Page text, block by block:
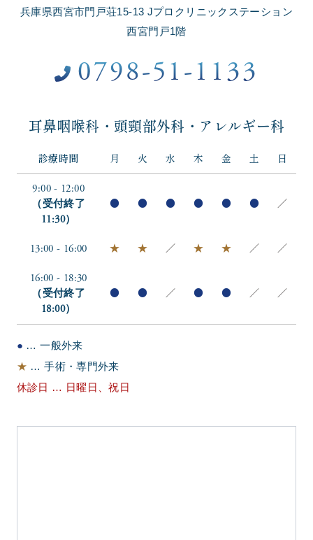
兵庫県西宮市門戸荘15-13 Jプロクリニックステーション
西宮門戸1階
0798-51-1133
耳鼻咽喉科・頭頸部外科・アレルギー科
診療時間 月 火 水 木 金 土 日
9:00 - 12:00
（受付終了
11:30）
● ● ● ● ● ● ／
13:00 - 16:00 ★ ★ ／ ★ ★ ／ ／
16:00 - 18:30
（受付終了
18:00）
● ● ／ ● ● ／ ／
● … 一般外来
★ … 手術・専門外来
休診日 … 日曜日、祝日